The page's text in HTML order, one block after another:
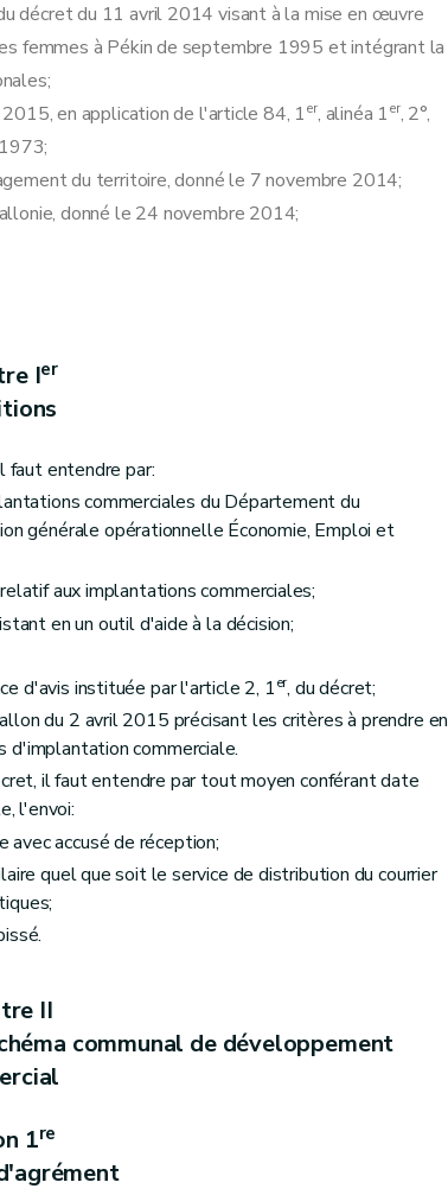
d'implantation commerciale
commerciale
intégré
de la concertation administrative relative aux demandes de permis intégré
décret du 11 avril 2014 visant à la mise en œuvre
femmes à Pékin de septembre 1995 et intégrant la
en application de l'article 84, 1er, alinéa 1er, 2°,
du territoire, donné le 7 novembre 2014;
donné le 24 novembre 2014;
Ier
faut entendre par:
commerciales du Département du
générale opérationnelle Économie, Emploi et
aux implantations commerciales;
en un outil d'aide à la décision;
d'avis instituée par l'article 2, 1er, du décret;
du 2 avril 2015 précisant les critères à prendre en
d'implantation commerciale.
il faut entendre par tout moyen conférant date
l'envoi:
accusé de réception;
quel que soit le service de distribution du courrier
II
communal de développement
1re